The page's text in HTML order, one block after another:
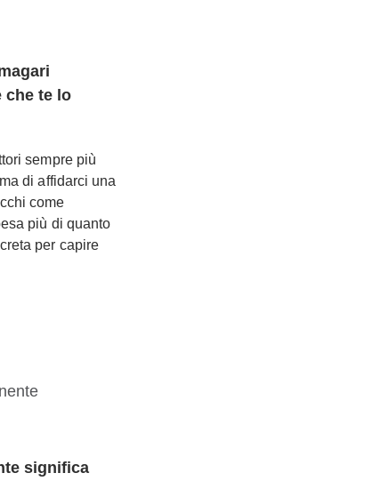
che te lo
sempre più
di affidarci una
come
più di quanto
per capire
significa